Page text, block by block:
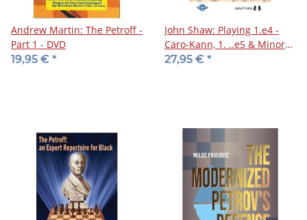
Andrew Martin: The Petroff -
Part 1 - DVD
19,95 € *
John Shaw: Playing 1.e4 -
Caro-Kann, 1. ..e5 & Minor
Lines
27,95 € *